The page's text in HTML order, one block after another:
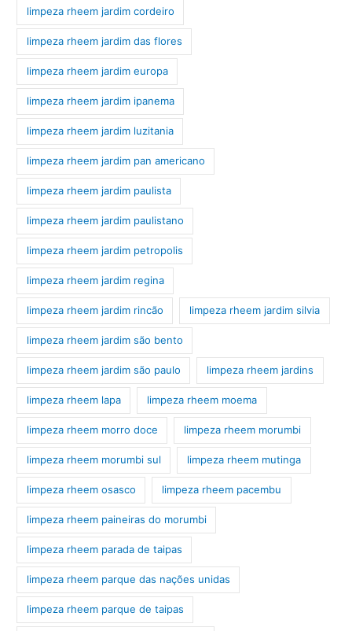
limpeza rheem jardim cordeiro
limpeza rheem jardim das flores
limpeza rheem jardim europa
limpeza rheem jardim ipanema
limpeza rheem jardim luzitania
limpeza rheem jardim pan americano
limpeza rheem jardim paulista
limpeza rheem jardim paulistano
limpeza rheem jardim petropolis
limpeza rheem jardim regina
limpeza rheem jardim rincão limpeza rheem jardim silvia
limpeza rheem jardim são bento
limpeza rheem jardim são paulo limpeza rheem jardins
limpeza rheem lapa limpeza rheem moema
limpeza rheem morro doce limpeza rheem morumbi
limpeza rheem morumbi sul limpeza rheem mutinga
limpeza rheem osasco limpeza rheem pacembu
limpeza rheem paineiras do morumbi
limpeza rheem parada de taipas
limpeza rheem parque das nações unidas
limpeza rheem parque de taipas